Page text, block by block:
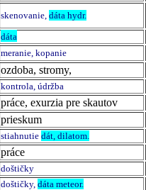
skenovanie, dáta hydr.
dáta
meranie, kopanie
ozdoba, stromy,
kontrola, údržba
práce, exurzia pre skautov
prieskum
stiahnutie dát, dilatom.
práce
doštičky
doštičky, dáta meteor.